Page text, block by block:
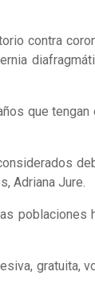
contra
que
Adriana Jure.